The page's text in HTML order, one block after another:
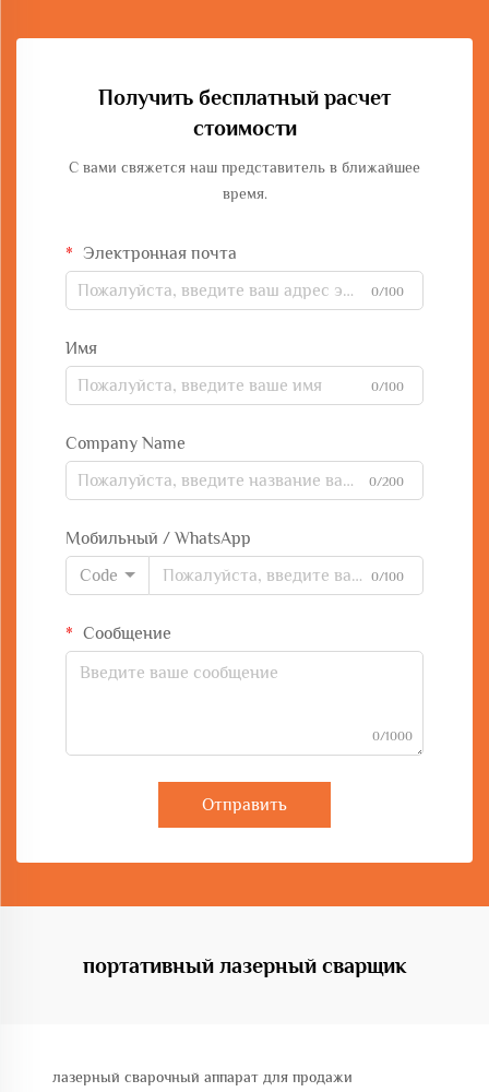
Получить бесплатный расчет
стоимости
С вами свяжется наш представитель в ближайшее
время.
Электронная почта
0/100
Имя
0/100
Company Name
0/200
Мобильный / WhatsApp
Code
0/100
Сообщение
0/1000
Отправить
портативный лазерный сварщик
лазерный сварочный аппарат для продажи